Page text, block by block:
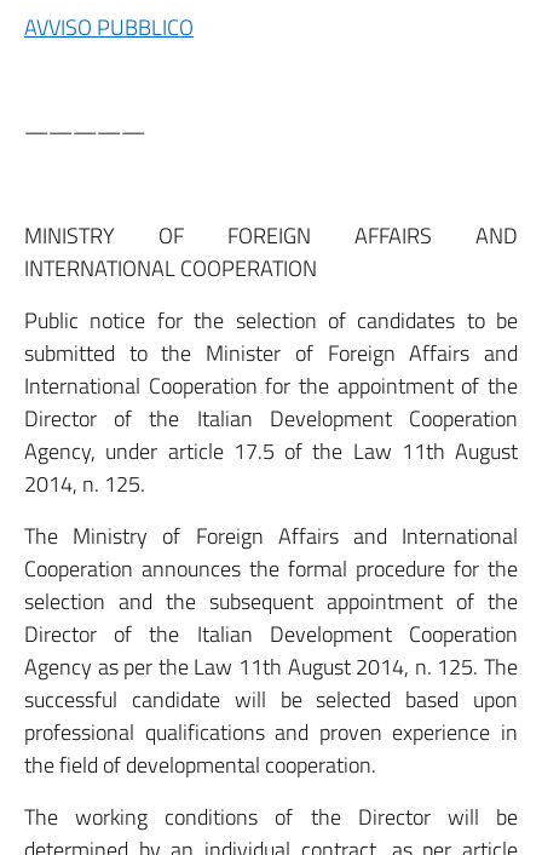
AVVISO PUBBLICO
—————
MINISTRY OF FOREIGN AFFAIRS AND
INTERNATIONAL COOPERATION
Public notice for the selection of candidates to be
submitted to the Minister of Foreign Affairs and
International Cooperation for the appointment of the
Director of the Italian Development Cooperation
Agency, under article 17.5 of the Law 11th August
2014, n. 125.
The Ministry of Foreign Affairs and International
Cooperation announces the formal procedure for the
selection and the subsequent appointment of the
Director of the Italian Development Cooperation
Agency as per the Law 11th August 2014, n. 125. The
successful candidate will be selected based upon
professional qualifications and proven experience in
the field of developmental cooperation.
The working conditions of the Director will be